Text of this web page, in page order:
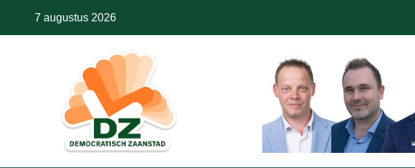
7 augustus 2026